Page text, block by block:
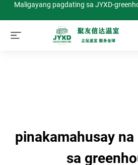
Maligayang pagdating sa JYXD-
pinakamahusay
sa